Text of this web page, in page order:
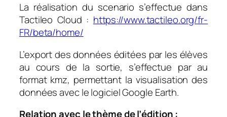
La réalisation du scenario s’effectue dans
Tactileo Cloud : https://www.tactileo.org/fr-
FR/beta/home/
L’export des données éditées par les élèves
au cours de la sortie, s’effectue par au
format kmz, permettant la visualisation des
données avec le logiciel Google Earth.
Relation avec le thème de l’édition :